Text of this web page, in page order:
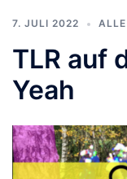
7. JULI 2022
TLR auf
Yeah